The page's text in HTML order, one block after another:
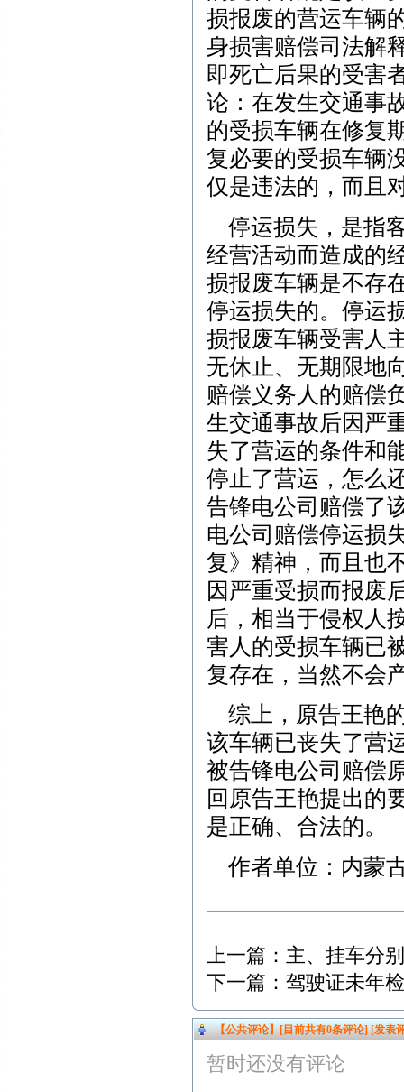
损报废的营运车辆
身损害赔偿司法解
即死亡后果的受害
论：在发生交通事
的受损车辆在修复
复必要的受损车辆
仅是违法的，而且
停运损失，是指
经营活动而造成的
损报废车辆是不存
停运损失的。停运
损报废车辆受害人
无休止、无期限地
赔偿义务人的赔偿
生交通事故后因严
失了营运的条件和
停止了营运，怎么
告锋电公司赔偿了
电公司赔偿停运损
复》精神，而且也
因严重受损而报废
后，相当于侵权人
害人的受损车辆已
复存在，当然不会
综上，原告王艳
该车辆已丧失了营
被告锋电公司赔偿
回原告王艳提出的
是正确、合法的。
作者单位：内蒙
上一篇： 主、挂车分
下一篇： 驾驶证未年
【公共评论】[目前共有0条评论][发表
暂时还没有评论